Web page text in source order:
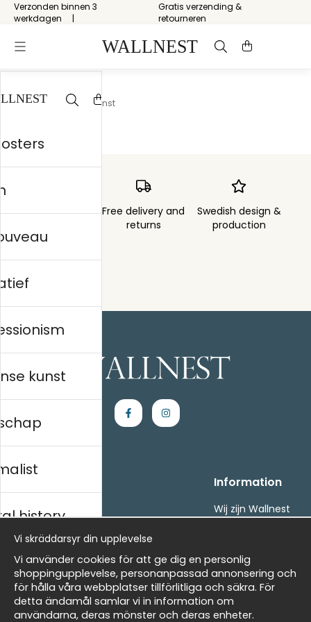
Verzonden binnen 3
werkdagen
Gratis verzending &
retourneren
Start / Abstracte kunst
Order sent within Free delivery and
returns
Swedish design &
production
Kontakta oss
- Returer och återbetalningar
- Leverans - enkelt, snabbt &amp; gratis
Om cookies
Mina favoriter
Information
Wij zijn Wallnest
Nieuwsbrief
kunst
history
Vi skräddarsyr din upplevelse
Vi använder cookies för att ge dig en personlig
shoppingupplevelse, personanpassad annonsering och
för hålla våra webbplatser tillförlitliga och säkra. För
detta ändamål samlar vi in information om
användarna, deras mönster och deras enheter.